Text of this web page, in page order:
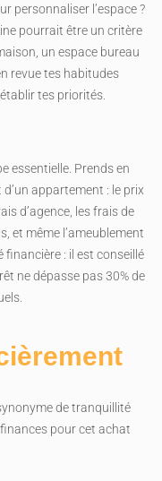
personnaliser l’espace ?
pourrait être un critère
un espace bureau
revue tes habitudes
tes priorités.
essentielle. Prends en
appartement : le prix
d’agence, les frais de
et même l’ameublement
financière : il est conseillé
ne dépasse pas 30% de
de tranquillité
pour cet achat